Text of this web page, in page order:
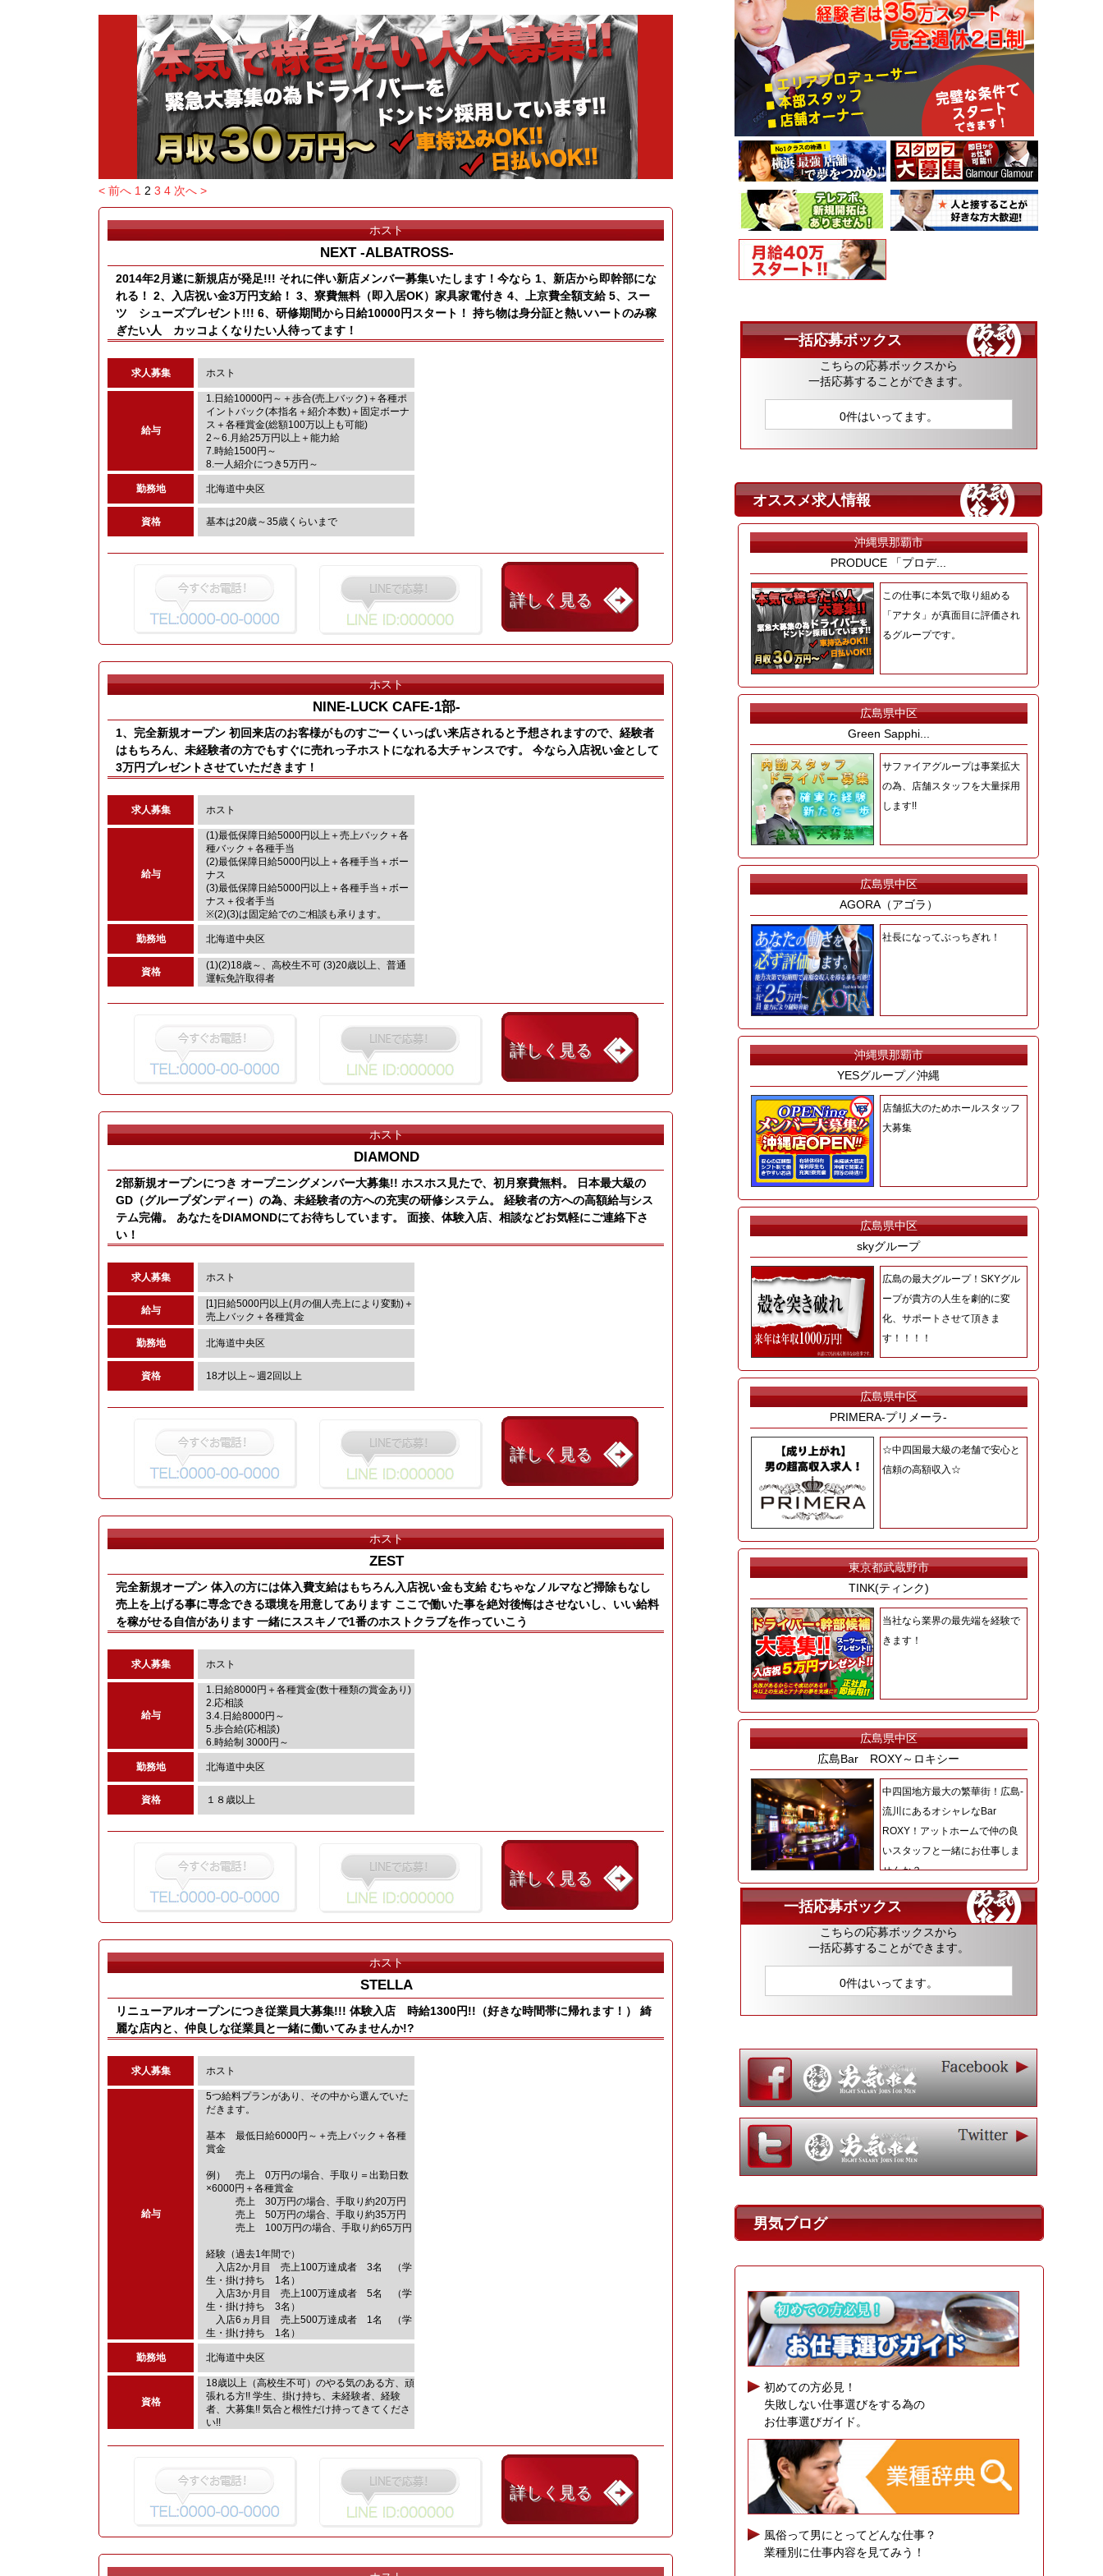
一括応募ボックス
こちらの応募ボックスから
一括応募することができます。
0件はいってます。
オススメ求人情報
沖縄県那覇市
PRODUCE 「プロデ...
この仕事に本気で取り組める
「アナタ」が真面目に評価され
るグループです。
広島県中区
Green Sapphi...
サファイアグループは事業拡大
の為、店舗スタッフを大量採用
します!!
広島県中区
AGORA（アゴラ）
社長になってぶっちぎれ！
沖縄県那覇市
YESグループ／沖縄
店舗拡大のためホールスタッフ
大募集
広島県中区
skyグループ
広島の最大グループ！SKYグル
ープが貴方の人生を劇的に変
化、サポートさせて頂きま
す！！！！
広島県中区
PRIMERA-プリメーラ-
☆中四国最大級の老舗で安心と
信頼の高額収入☆
東京都武蔵野市
TINK(ティンク)
当社なら業界の最先端を経験で
きます！
広島県中区
広島Bar ROXY～ロキシー
中四国地方最大の繁華街！広島-
流川にあるオシャレなBar
ROXY！アットホームで仲の良
いスタッフと一緒にお仕事しま
せんか？
一括応募ボックス
こちらの応募ボックスから
一括応募することができます。
0件はいってます。
男気ブログ
初めての方必見！
失敗しない仕事選びをする為の
お仕事選びガイド。
風俗って男にとってどんな仕事？
業種別に仕事内容を見てみう！
< 前へ 1 2 3 4 次へ >
ホスト
NEXT -ALBATROSS-
2014年2月遂に新規店が発足!!! それに伴い新店メンバー募集いたします！今なら 1、新店から即幹部にな
れる！ 2、入店祝い金3万円支給！ 3、寮費無料（即入居OK）家具家電付き 4、上京費全額支給 5、スー
ツ シューズプレゼント!!! 6、研修期間から日給10000円スタート！ 持ち物は身分証と熱いハートのみ稼
ぎたい人 カッコよくなりたい人待ってます！
求人募集 ホスト
給与
1.日給10000円～＋歩合(売上バック)＋各種ポ
イントバック(本指名＋紹介本数)＋固定ボーナ
ス＋各種賞金(総額100万以上も可能)
2～6.月給25万円以上＋能力給
7.時給1500円～
8.一人紹介につき5万円～
勤務地 北海道中央区
資格 基本は20歳～35歳くらいまで
詳しく見る
ホスト
NINE-LUCK CAFE-1部-
1、完全新規オープン 初回来店のお客様がものすごーくいっぱい来店されると予想されますので、経験者
はもちろん、未経験者の方でもすぐに売れっ子ホストになれる大チャンスです。 今なら入店祝い金として
3万円プレゼントさせていただきます！
求人募集 ホスト
給与
(1)最低保障日給5000円以上＋売上バック＋各
種バック＋各種手当
(2)最低保障日給5000円以上＋各種手当＋ボー
ナス
(3)最低保障日給5000円以上＋各種手当＋ボー
ナス＋役者手当
※(2)(3)は固定給でのご相談も承ります。
勤務地 北海道中央区
資格
(1)(2)18歳～、高校生不可 (3)20歳以上、普通
運転免許取得者
詳しく見る
ホスト
DIAMOND
2部新規オープンにつき オープニングメンバー大募集!! ホスホス見たで、初月寮費無料。 日本最大級の
GD（グループダンディー）の為、未経験者の方への充実の研修システム。 経験者の方への高額給与シス
テム完備。 あなたをDIAMONDにてお待ちしています。 面接、体験入店、相談などお気軽にご連絡下さ
い！
求人募集 ホスト
給与
[1]日給5000円以上(月の個人売上により変動)＋
売上バック＋各種賞金
勤務地 北海道中央区
資格 18才以上～週2回以上
詳しく見る
ホスト
ZEST
完全新規オープン 体入の方には体入費支給はもちろん入店祝い金も支給 むちゃなノルマなど掃除もなし
売上を上げる事に専念できる環境を用意してあります ここで働いた事を絶対後悔はさせないし、いい給料
を稼がせる自信があります 一緒にススキノで1番のホストクラブを作っていこう
求人募集 ホスト
給与
1.日給8000円＋各種賞金(数十種類の賞金あり)
2.応相談
3.4.日給8000円～
5.歩合給(応相談)
6.時給制 3000円～
勤務地 北海道中央区
資格 １８歳以上
詳しく見る
ホスト
STELLA
リニューアルオープンにつき従業員大募集!!! 体験入店 時給1300円!!（好きな時間帯に帰れます！） 綺
麗な店内と、仲良しな従業員と一緒に働いてみませんか!?
求人募集 ホスト
給与
5つ給料プランがあり、その中から選んでいた
だきます。
基本 最低日給6000円～＋売上バック＋各種
賞金
例） 売上 0万円の場合、手取り＝出勤日数
×6000円＋各種賞金
売上 30万円の場合、手取り約20万円
売上 50万円の場合、手取り約35万円
売上 100万円の場合、手取り約65万円
経験（過去1年間で）
入店2か月目 売上100万達成者 3名 （学
生・掛け持ち 1名）
入店3か月目 売上100万達成者 5名 （学
生・掛け持ち 3名）
入店6ヵ月目 売上500万達成者 1名 （学
生・掛け持ち 1名）
勤務地 北海道中央区
資格
18歳以上（高校生不可）のやる気のある方、頑
張れる方!! 学生、掛け持ち、未経験者、経験
者、大募集!! 気合と根性だけ持ってきてくださ
い!!
詳しく見る